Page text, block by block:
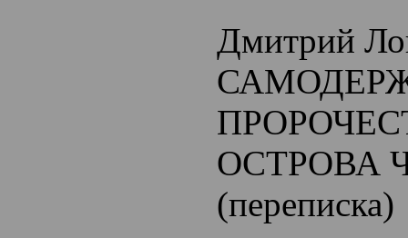
Дмитрий
ОСТРОВА
(переписка)